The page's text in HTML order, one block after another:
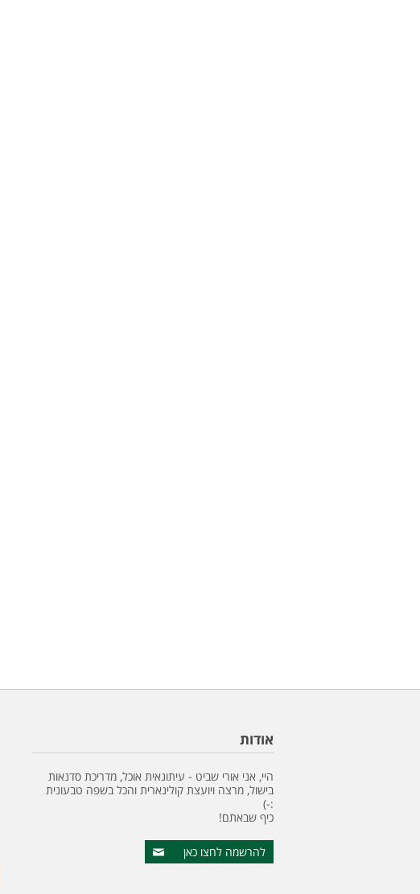
אודות
היי, אני אורי שביט - עיתונאית אוכל, מדריכת סדנאות
בישול, מרצה ויועצת קולינארית והכל בשפה טבעונית
:-)
כיף שבאתם!
להרשמה לחצו כאן